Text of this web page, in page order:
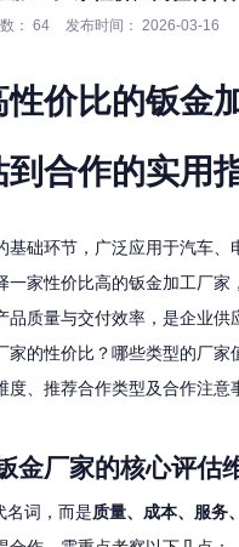
： 64 发布时间： 2026-03-16
价比的钣金
合作的实用
础环节，广泛应用于汽车、
一家性价比高的钣金加工厂家
品质量与交付效率，是企业供
家的性价比？哪些类型的厂家
度、推荐合作类型及合作注意
金厂家的核心评估
名词，而是 质量、成本、服务